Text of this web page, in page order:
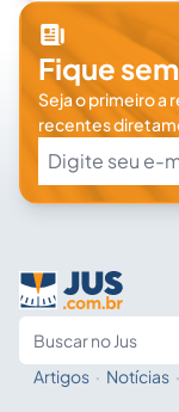
Fique
Seja o primeiro a
recentes
Artigos · Notícias ·